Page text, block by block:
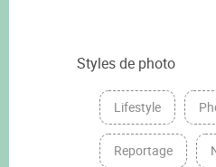
Styles de photo
Lifestyle
Reportage